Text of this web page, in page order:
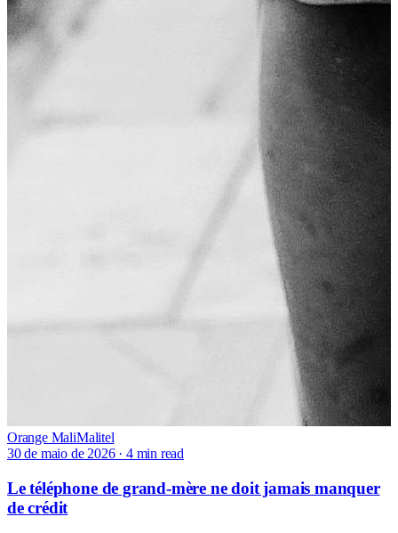
Orange MaliMalitel
30 de maio de 2026· 4 min read
Le téléphone de grand-mère ne doit jamais manquer
de crédit